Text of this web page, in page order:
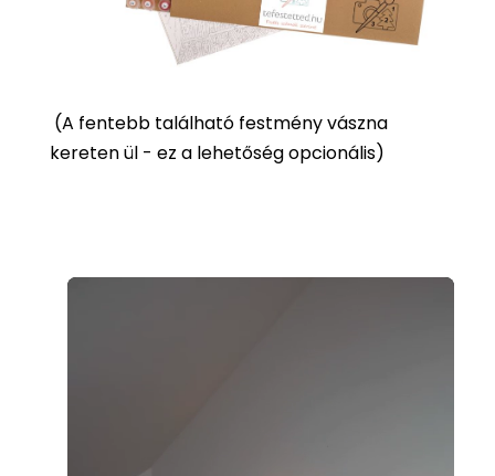
(A fentebb található festmény vászna
kereten ül - ez a lehetőség opcionális)